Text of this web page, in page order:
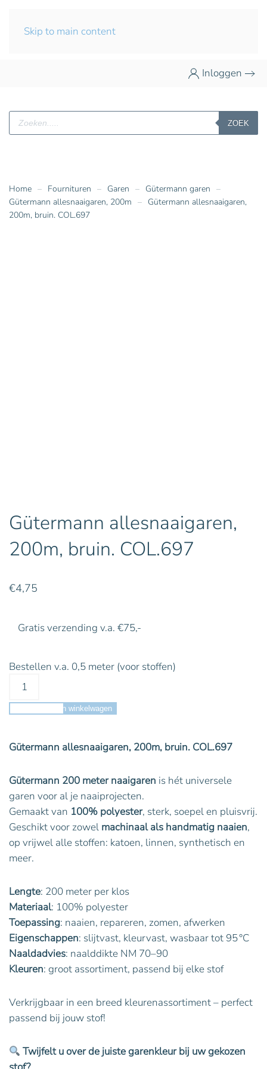
Skip to main content
Inloggen
Producten
zoeken
ZOEK
Home Fournituren Garen
Gütermann garen
Gütermann allesnaaigaren, 200m
Gütermann allesnaaigaren,
200m, bruin. COL.697
Gütermann allesnaaigaren,
200m, bruin. COL.697
€4,75
Gratis verzending v.a. €75,-
Bestellen v.a. 0,5 meter (voor stoffen)
Toevoegen aan winkelwagen
Gütermann allesnaaigaren, 200m, bruin. COL.697
Gütermann 200 meter naaigaren is hét universele
garen voor al je naaiprojecten.
Gemaakt van 100% polyester, sterk, soepel en pluisvrij.
Geschikt voor zowel machinaal als handmatig naaien,
op vrijwel alle stoffen: katoen, linnen, synthetisch en
meer.
Lengte: 200 meter per klos
Materiaal: 100% polyester
Toepassing: naaien, repareren, zomen, afwerken
Eigenschappen: slijtvast, kleurvast, wasbaar tot 95 °C
Naaldadvies: naalddikte NM 70–90
Kleuren: groot assortiment, passend bij elke stof
Verkrijgbaar in een breed kleurenassortiment – perfect
passend bij jouw stof!
Twijfelt u over de juiste garenkleur bij uw gekozen